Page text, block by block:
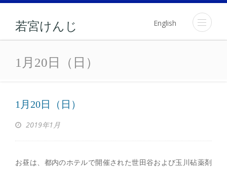
若宮けんじ English
1月20日（日）
1月20日（日）
1月20日（日）
2019年1月
お昼は、都内のホテルで開催された世田谷および玉川砧薬剤